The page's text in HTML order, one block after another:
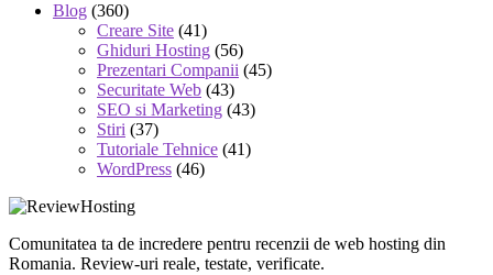
Blog (360)
Creare Site (41)
Ghiduri Hosting (56)
Prezentari Companii (45)
Securitate Web (43)
SEO si Marketing (43)
Stiri (37)
Tutoriale Tehnice (41)
WordPress (46)
Comunitatea ta de incredere pentru recenzii de web hosting din
Romania. Review-uri reale, testate, verificate.